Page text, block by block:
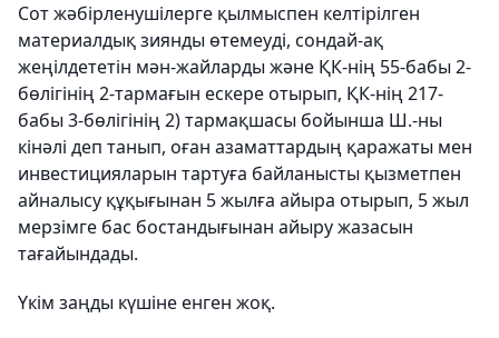
Сот жәбірленушілерге қылмыспен келтірілген
материалдық зиянды өтемеуді, сондай-ақ
жеңілдететін мән-жайларды және ҚК-нің 55-бабы 2-
бөлігінің 2-тармағын ескере отырып, ҚК-нің 217-
бабы 3-бөлігінің 2) тармақшасы бойынша Ш.-ны
кінәлі деп танып, оған азаматтардың қаражаты мен
инвестицияларын тартуға байланысты қызметпен
айналысу құқығынан 5 жылға айыра отырып, 5 жыл
мерзімге бас бостандығынан айыру жазасын
тағайындады.
Үкім заңды күшіне енген жоқ.